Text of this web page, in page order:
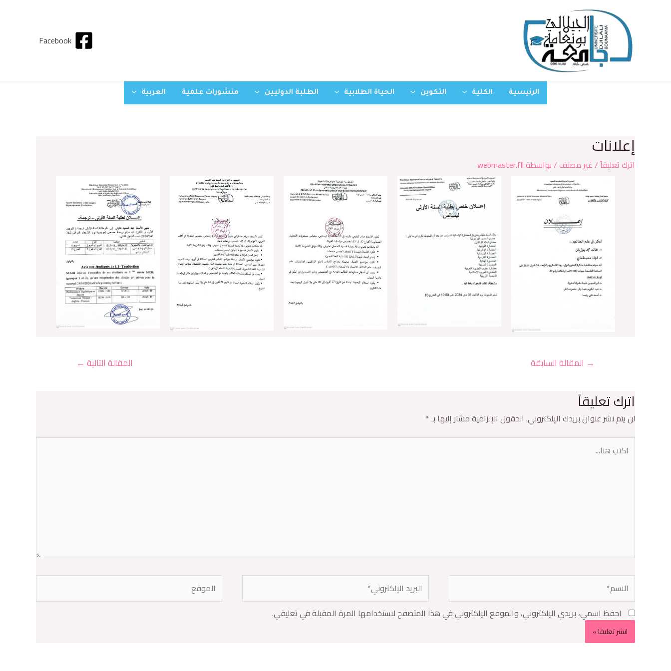
Facebook
الرئيسية الكلية التكوين الحياة الطلابية الطلبة الدوليين منشورات علمية العربية
إعلانات
اترك تعليقاً/غير مصنف/ بواسطةwebmaster.fll
→ المقالة السابقة المقالة التالية ←
اترك تعليقاً
لن يتم نشر عنوان بريدك الإلكتروني. الحقول الإلزامية مشار إليها بـ*
احفظ اسمي، بريدي الإلكتروني، والموقع الإلكتروني في هذا المتصفح لاستخدامها المرة المقبلة في تعليقي.